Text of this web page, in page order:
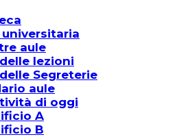
universitaria
aule
lezioni
Segreterie
aule
di oggi
A
B